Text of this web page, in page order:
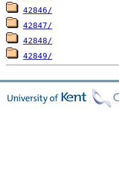
42846/
42847/
42848/
42849/